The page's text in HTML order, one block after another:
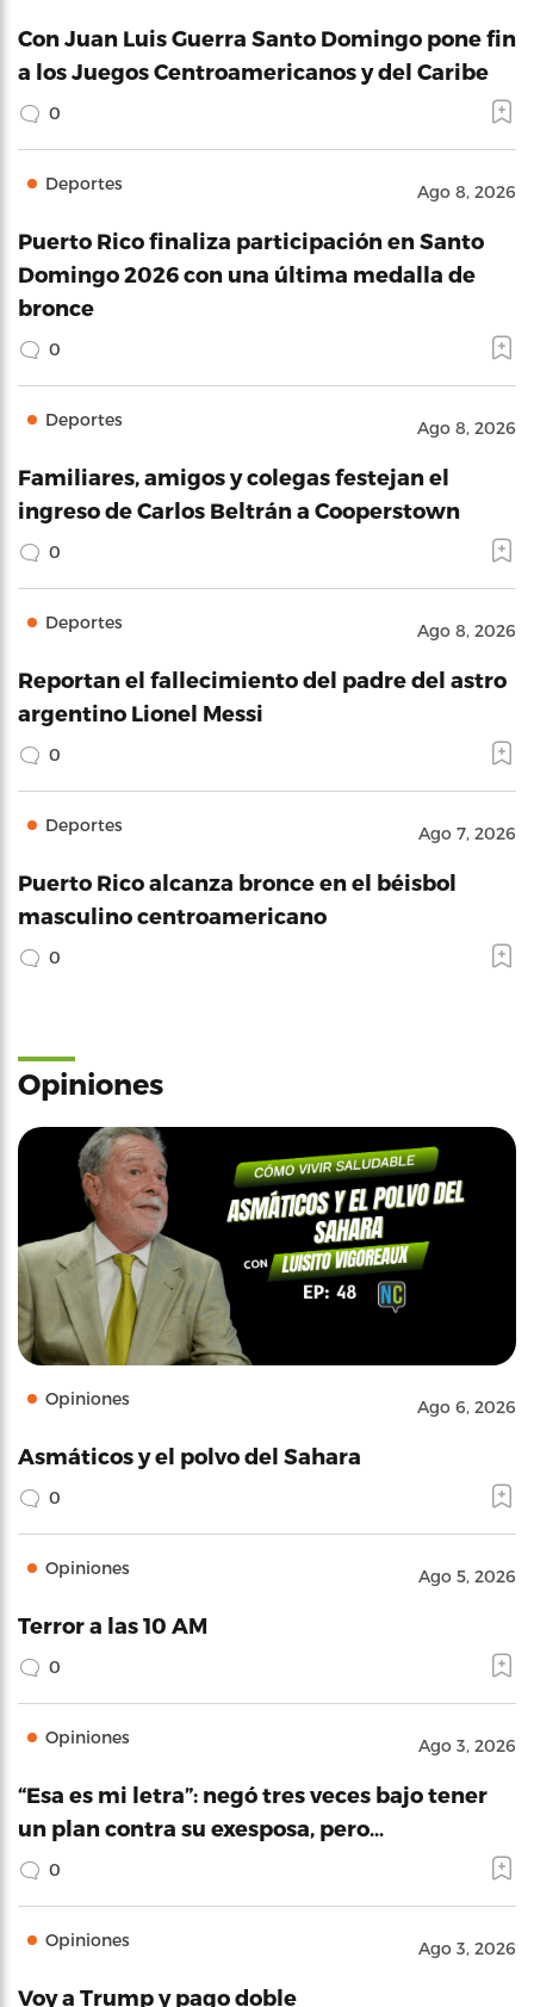
Con Juan Luis Guerra Santo Domingo pone fin
a los Juegos Centroamericanos y del Caribe
0
Deportes Ago 8, 2026
Puerto Rico finaliza participación en Santo
Domingo 2026 con una última medalla de
bronce
0
Deportes Ago 8, 2026
Familiares, amigos y colegas festejan el
ingreso de Carlos Beltrán a Cooperstown
0
Deportes Ago 8, 2026
Reportan el fallecimiento del padre del astro
argentino Lionel Messi
0
Deportes Ago 7, 2026
Puerto Rico alcanza bronce en el béisbol
masculino centroamericano
0
Opiniones
Opiniones Ago 6, 2026
Asmáticos y el polvo del Sahara
0
Opiniones Ago 5, 2026
Terror a las 10 AM
0
Opiniones Ago 3, 2026
“Esa es mi letra”: negó tres veces bajo tener
un plan contra su exesposa, pero…
0
Opiniones Ago 3, 2026
Voy a Trump y pago doble